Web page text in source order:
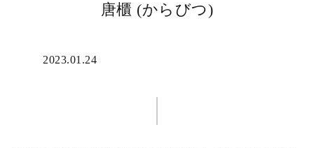
唐櫃 (からびつ)
2023.01.24